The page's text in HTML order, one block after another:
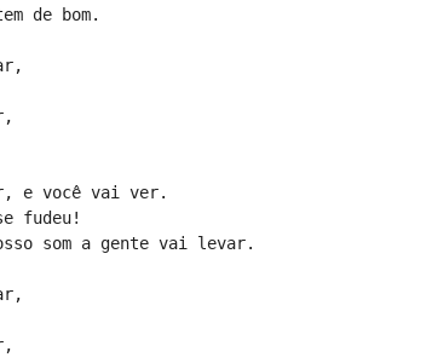
de bom.
e você vai ver.
fudeu!
som a gente vai levar.